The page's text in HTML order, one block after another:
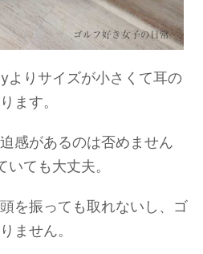
りサイズが小さくて耳の
ます。
感があるのは否めません
ても大丈夫。
を振っても取れないし、ゴ
ません。